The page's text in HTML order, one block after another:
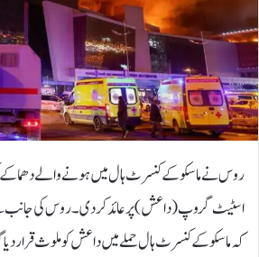
روس نے ماسکو کے کنسرٹ ہال میں ہونے والے دھماکے
اسٹیٹ گروپ (داعش) پر عائد کردی۔روس کی جانب
کہ ماسکو کے کنسرٹ ہال حملے میں داعش کو ملوث قرار دیا